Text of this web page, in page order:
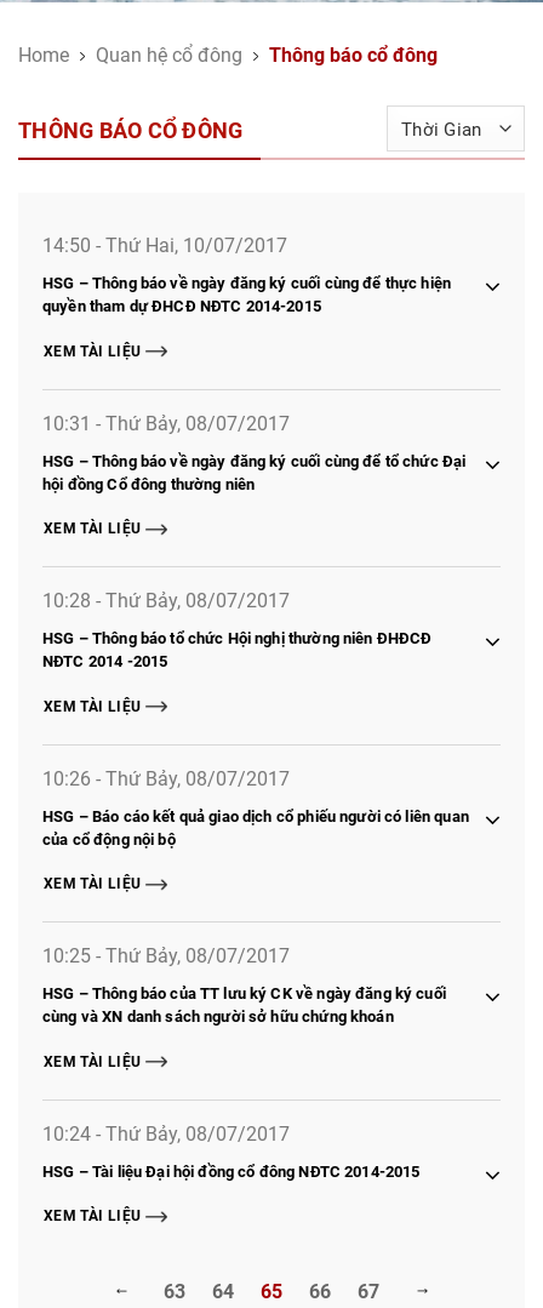
Home Quan hệ cổ đông Thông báo cổ đông
THÔNG BÁO CỔ ĐÔNG
14:50 - Thứ Hai, 10/07/2017
HSG – Thông báo về ngày đăng ký cuối cùng để thực hiện
quyền tham dự ĐHCĐ NĐTC 2014-2015
XEM TÀI LIỆU
10:31 - Thứ Bảy, 08/07/2017
HSG – Thông báo về ngày đăng ký cuối cùng để tổ chức Đại
hội đồng Cổ đông thường niên
XEM TÀI LIỆU
10:28 - Thứ Bảy, 08/07/2017
HSG – Thông báo tổ chức Hội nghị thường niên ĐHĐCĐ
NĐTC 2014 -2015
XEM TÀI LIỆU
10:26 - Thứ Bảy, 08/07/2017
HSG – Báo cáo kết quả giao dịch cổ phiếu người có liên quan
của cổ động nội bộ
XEM TÀI LIỆU
10:25 - Thứ Bảy, 08/07/2017
HSG – Thông báo của TT lưu ký CK về ngày đăng ký cuối
cùng và XN danh sách người sở hữu chứng khoán
XEM TÀI LIỆU
10:24 - Thứ Bảy, 08/07/2017
HSG – Tài liệu Đại hội đồng cổ đông NĐTC 2014-2015
XEM TÀI LIỆU
63 64 65 66 67